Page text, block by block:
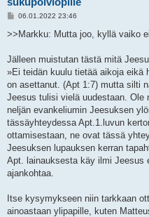
V
e
i
06.01.2022 23:46
>>Markku: Mutta joo, kyllä vaiko
Jälleen muistutan tästä mitä
»Ei teidän kuulu tietää aikoja eikä
on asettanut. (Apt 1:7) mutta silti
Jeesus tulisi vielä uudestaan.
neljän evankeliumin Jeesuksen
tässäyhteydessa Apt.1.luvun
ottamisestaan, ne ovat tässä
Jeesuksen lupauksen kerran
Apt. lainauksesta käy ilmi Jeesus
ajankohtaa.
Itse kysymykseen niin tarkkaan
ainoastaan ylipapille, kuten